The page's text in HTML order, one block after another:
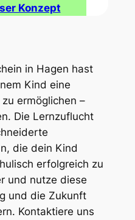
Konzept
in Hagen hast
Kind eine
ermöglichen –
Die Lernzuflucht
die dein Kind
erfolgreich zu
und nutze diese
und die Zukunft
Kontaktiere uns